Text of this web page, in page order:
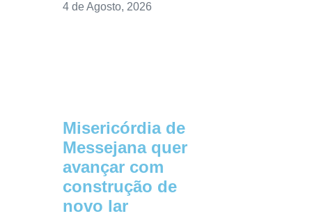
4 de Agosto, 2026
Misericórdia de
Messejana quer
avançar com
construção de
novo lar